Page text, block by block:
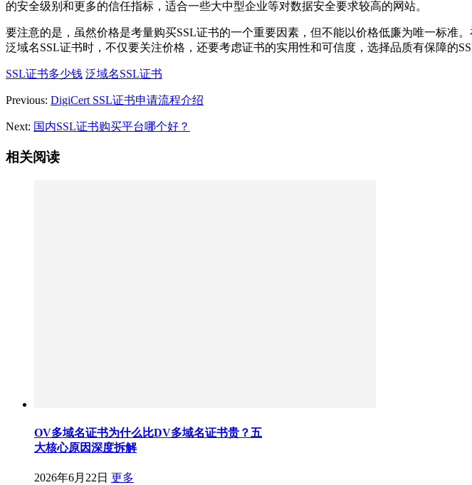
的安全级别和更多的信任指标，适合一些大中型企业等对数据安全要求较高的网站。
要注意的是，虽然价格是考量购买SSL证书的一个重要因素，但不能以价格低廉为唯一标准
泛域名SSL证书时，不仅要关注价格，还要考虑证书的实用性和可信度，选择品质有保障的
SSL证书多少钱 泛域名SSL证书
Previous: DigiCert SSL证书申请流程介绍
Next: 国内SSL证书购买平台哪个好？
相关阅读
OV多域名证书为什么比DV多域名证书贵？五
大核心原因深度拆解
2026年6月22日 更多